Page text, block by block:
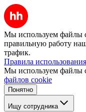
Мы используем файлы
правильную работу
трафик.
Правила
Мы используем файлы
файлов cookie
Понятно
Ищу сотрудника